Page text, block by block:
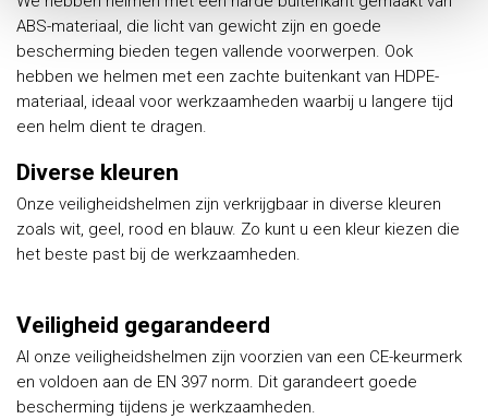
ABS-materiaal, die licht van gewicht zijn en goede
bescherming bieden tegen vallende voorwerpen. Ook
hebben we helmen met een zachte buitenkant van HDPE-
materiaal, ideaal voor werkzaamheden waarbij u langere tijd
een helm dient te dragen.
Diverse kleuren
Onze veiligheidshelmen zijn verkrijgbaar in diverse kleuren
zoals wit, geel, rood en blauw. Zo kunt u een kleur kiezen die
het beste past bij de werkzaamheden.
Veiligheid gegarandeerd
Al onze veiligheidshelmen zijn voorzien van een CE-keurmerk
en voldoen aan de EN 397 norm. Dit garandeert goede
bescherming tijdens je werkzaamheden.